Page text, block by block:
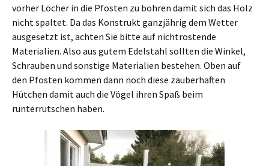
vorher Löcher in die Pfosten zu bohren damit sich das Holz
nicht spaltet. Da das Konstrukt ganzjährig dem Wetter
ausgesetzt ist, achten Sie bitte auf nichtrostende
Materialien. Also aus gutem Edelstahl sollten die Winkel,
Schrauben und sonstige Materialien bestehen. Oben auf
den Pfosten kommen dann noch diese zauberhaften
Hütchen damit auch die Vögel ihren Spaß beim
runterrutschen haben.